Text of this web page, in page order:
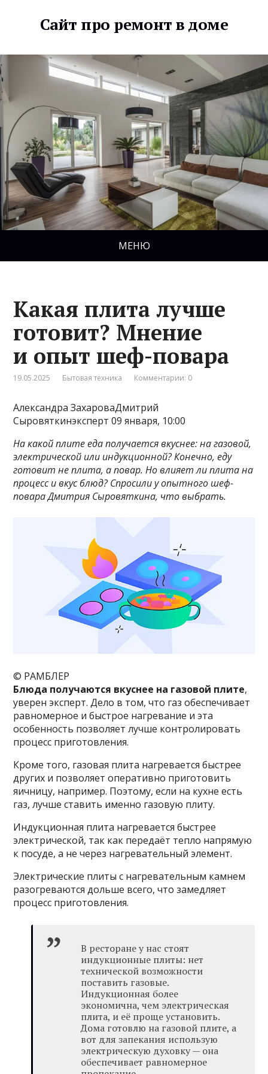
Сайт про ремонт в доме
МЕНЮ
Какая плита лучше
готовит? Мнение
и опыт шеф-повара
19.05.2025 Бытовая техника Комментарии: 0
Александра ЗахароваДмитрий
Сыровяткинэксперт 09 января, 10:00
На какой плите еда получается вкуснее: на газовой,
электрической или индукционной? Конечно, еду
готовит не плита, а повар. Но влияет ли плита на
процесс и вкус блюд? Спросили у опытного шеф-
повара Дмитрия Сыровяткина, что выбрать.
© РАМБЛЕР
Блюда получаются вкуснее на газовой плите,
уверен эксперт. Дело в том, что газ обеспечивает
равномерное и быстрое нагревание и эта
особенность позволяет лучше контролировать
процесс приготовления.
Кроме того, газовая плита нагревается быстрее
других и позволяет оперативно приготовить
яичницу, например. Поэтому, если на кухне есть
газ, лучше ставить именно газовую плиту.
Индукционная плита нагревается быстрее
электрической, так как передаёт тепло напрямую
к посуде, а не через нагревательный элемент.
Электрические плиты с нагревательным камнем
разогреваются дольше всего, что замедляет
процесс приготовления.
В ресторане у нас стоят
индукционные плиты: нет
технической возможности
поставить газовые.
Индукционная более
экономична, чем электрическая
плита, и её проще установить.
Дома готовлю на газовой плите, а
вот для запекания использую
электрическую духовку — она
обеспечивает равномерное